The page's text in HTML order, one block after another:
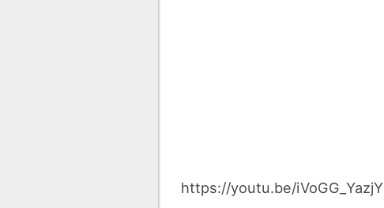
https://youtu.be/iVoGG_YazjY